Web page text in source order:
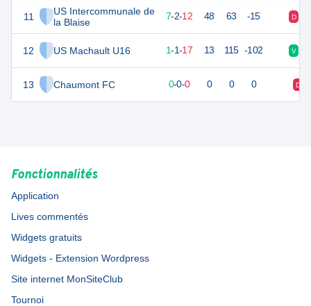
11
US Intercommunale de
la Blaise
12 US Machault U16
13 Chaumont FC
22 22 7-2-12 48 63 -15 D
1 1-1-17 13 115 -102 V
0-0-0 0 0 0 D
Fonctionnalités
Application
Lives commentés
Widgets gratuits
Widgets - Extension Wordpress
Site internet MonSiteClub
Tournoi